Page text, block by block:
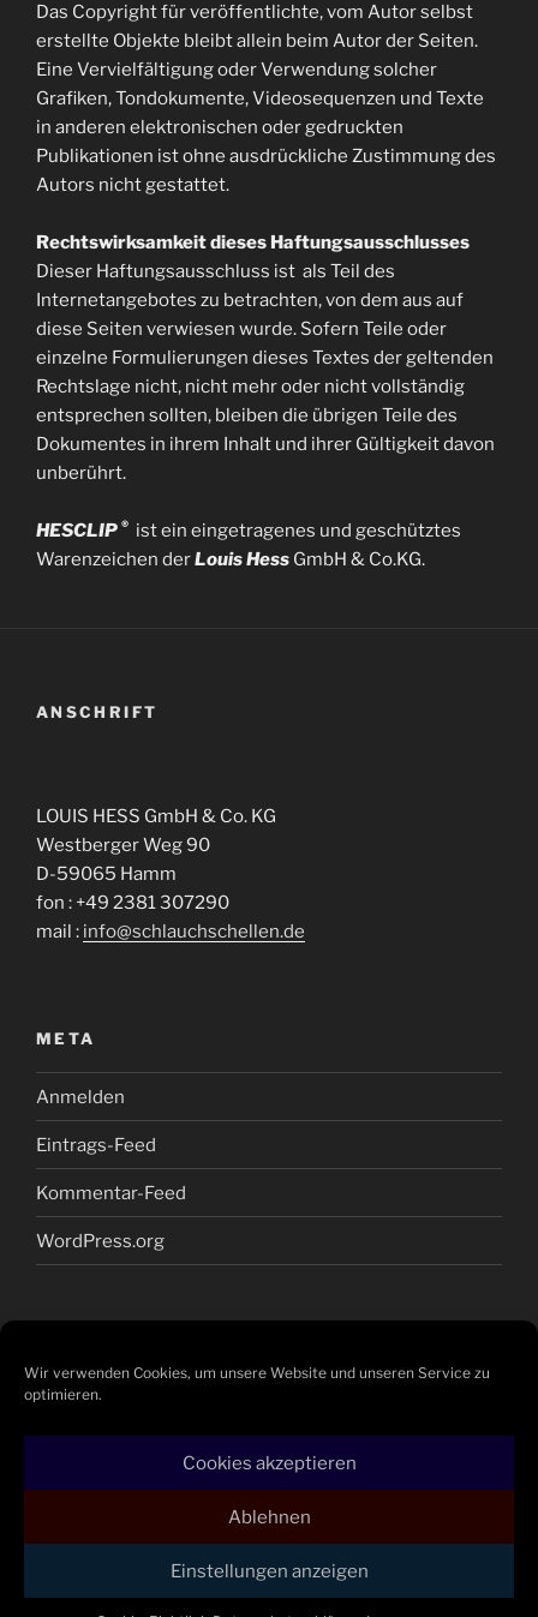
Wir verwenden Cookies, um unsere Website und unseren Service zu
optimieren.
Cookies akzeptieren
Ablehnen
Einstellungen anzeigen
Das Copyright für veröffentlichte, vom Autor selbst
erstellte Objekte bleibt allein beim Autor der Seiten.
Eine Vervielfältigung oder Verwendung solcher
Grafiken, Tondokumente, Videosequenzen und Texte
in anderen elektronischen oder gedruckten
Publikationen ist ohne ausdrückliche Zustimmung des
Autors nicht gestattet.
Rechtswirksamkeit dieses Haftungsausschlusses
Dieser Haftungsausschluss ist als Teil des
Internetangebotes zu betrachten, von dem aus auf
diese Seiten verwiesen wurde. Sofern Teile oder
einzelne Formulierungen dieses Textes der geltenden
Rechtslage nicht, nicht mehr oder nicht vollständig
entsprechen sollten, bleiben die übrigen Teile des
Dokumentes in ihrem Inhalt und ihrer Gültigkeit davon
unberührt.
HESCLIP ® ist ein eingetragenes und geschütztes
Warenzeichen derLouis Hess GmbH & Co.KG.
ANSCHRIFT
LOUIS HESS GmbH & Co. KG
Westberger Weg 90
D-59065 Hamm
fon : +49 2381 307290
mail : info@schlauchschellen.de
META
Anmelden
Eintrags-Feed
Kommentar-Feed
WordPress.org
Preisliste 202504
Spannbackenschelle mit Kreutzschlitzschraube
Datenschutzerklärung
Mit Stolz präsentiert von
WordPress